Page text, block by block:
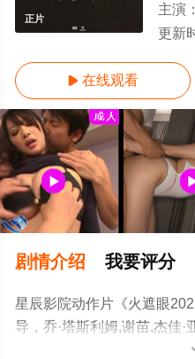
正片
主演：
更新
 在线观看
剧情介绍 我要评分
星辰影院动作片《火遮眼
导，乔·塔斯利姆,谢苗,杰佳·
岩永丞威等明星精彩演绎的